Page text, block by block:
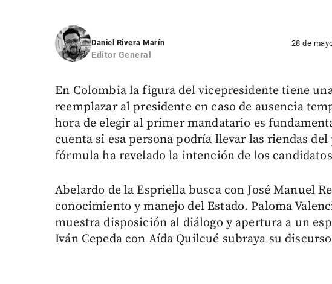
Daniel Rivera Marín
Editor General
28 de
En Colombia la figura del vicepresidente tiene
reemplazar al presidente en caso de ausencia
hora de elegir al primer mandatario es
cuenta si esa persona podría llevar las riendas del
fórmula ha revelado la intención de los
Abelardo de la Espriella busca con José Manuel
conocimiento y manejo del Estado. Paloma
muestra disposición al diálogo y apertura a un
Iván Cepeda con Aída Quilcué subraya su